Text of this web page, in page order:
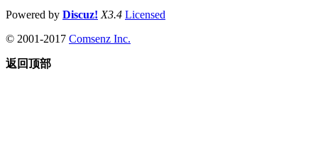
Powered by Discuz! X3.4 Licensed
© 2001-2017 Comsenz Inc.
返回顶部